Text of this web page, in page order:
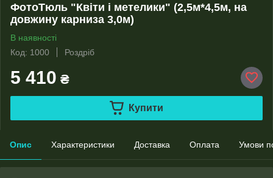
ФотоТюль "Квіти і метелики" (2,5м*4,5м, на
довжину карниза 3,0м)
В наявності
Код: 1000
Роздріб
5 410 ₴
Купити
Опис Характеристики Доставка Оплата Умови